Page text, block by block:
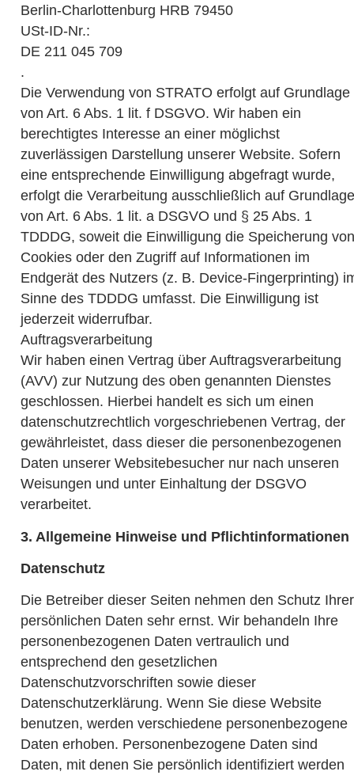
Berlin-Charlottenburg HRB 79450
USt-ID-Nr.:
DE 211 045 709
.
Die Verwendung von STRATO erfolgt auf Grundlage
von Art. 6 Abs. 1 lit. f DSGVO. Wir haben ein
berechtigtes Interesse an einer möglichst
zuverlässigen Darstellung unserer Website. Sofern
eine entsprechende Einwilligung abgefragt wurde,
erfolgt die Verarbeitung ausschließlich auf Grundlage
von Art. 6 Abs. 1 lit. a DSGVO und § 25 Abs. 1
TDDDG, soweit die Einwilligung die Speicherung von
Cookies oder den Zugriff auf Informationen im
Endgerät des Nutzers (z. B. Device-Fingerprinting)
Sinne des TDDDG umfasst. Die Einwilligung ist
jederzeit widerrufbar.
Auftragsverarbeitung
Wir haben einen Vertrag über Auftragsverarbeitung
(AVV) zur Nutzung des oben genannten Dienstes
geschlossen. Hierbei handelt es sich um einen
datenschutzrechtlich vorgeschriebenen Vertrag, der
gewährleistet, dass dieser die personenbezogenen
Daten unserer Websitebesucher nur nach unseren
Weisungen und unter Einhaltung der DSGVO
verarbeitet.
3. Allgemeine Hinweise und Pflichtinformationen
Datenschutz
Die Betreiber dieser Seiten nehmen den Schutz Ihrer
persönlichen Daten sehr ernst. Wir behandeln Ihre
personenbezogenen Daten vertraulich und
entsprechend den gesetzlichen
Datenschutzvorschriften sowie dieser
Datenschutzerklärung. Wenn Sie diese Website
benutzen, werden verschiedene personenbezogene
Daten erhoben. Personenbezogene Daten sind
Daten, mit denen Sie persönlich identifiziert werden